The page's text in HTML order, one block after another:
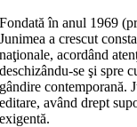
Fondată în anul 1969
Junimea a crescut
naţionale, acordând
deschizându-se şi spre
gândire contemporană.
editare, având drept
exigentă.